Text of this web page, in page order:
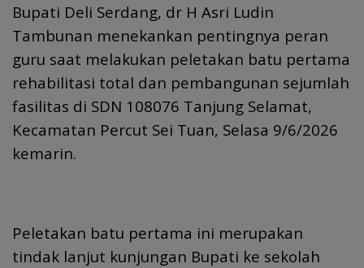
Bupati Deli Serdang, dr H Asri Ludin
Tambunan menekankan pentingnya peran
guru saat melakukan peletakan batu pertama
rehabilitasi total dan pembangunan sejumlah
fasilitas di SDN 108076 Tanjung Selamat,
Kecamatan Percut Sei Tuan, Selasa 9/6/2026
kemarin.
Peletakan batu pertama ini merupakan
tindak lanjut kunjungan Bupati ke sekolah